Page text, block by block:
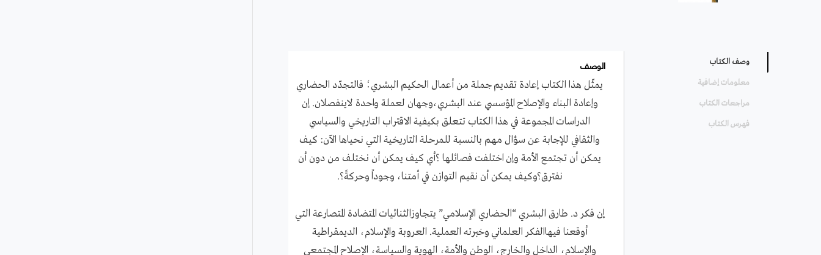
وصف الكتاب
معلومات إضافية
مراجعات الكتاب
فهرس الكتاب
الوصف
يمثّل هذا الكتاب إعادة تقديم جملة من أعمال الحكيم البشري؛ فالتجدّد الحضاري
وإعادة البناء والإصلاح المؤسسي عند البشري،وجهان لعملة واحدة لاينفصلان. إن
الدراسات المجموعة في هذا الكتاب تتعلق بكيفية الاقتراب التاريخي والسياسي
والثقافي للإجابة عن سؤال مهم بالنسبة للمرحلة التاريخية التي نحياها الآن: كيف
يمكن أن تجتمع الأمة وإن اختلفت فصائلها ؟أي كيف يمكن أن نختلف من دون أن
نفترق؟وكيف يمكن أن نقيم التوازن في أمتنا، وجوداً وحركةً؟.
إن فكر د. طارق البشري “الحضاري الإسلامي” يتجاوزالثنائيات المتضادة المتصارعة التي
أوقعنا فيهاالفكر العلماني وخبرته العملية. العروبة والإسلام، الديمقراطية
والإسلام، الداخل والخارج، الوطن والأمة، الهوية والسياسة، الإصلاح المجتمعي